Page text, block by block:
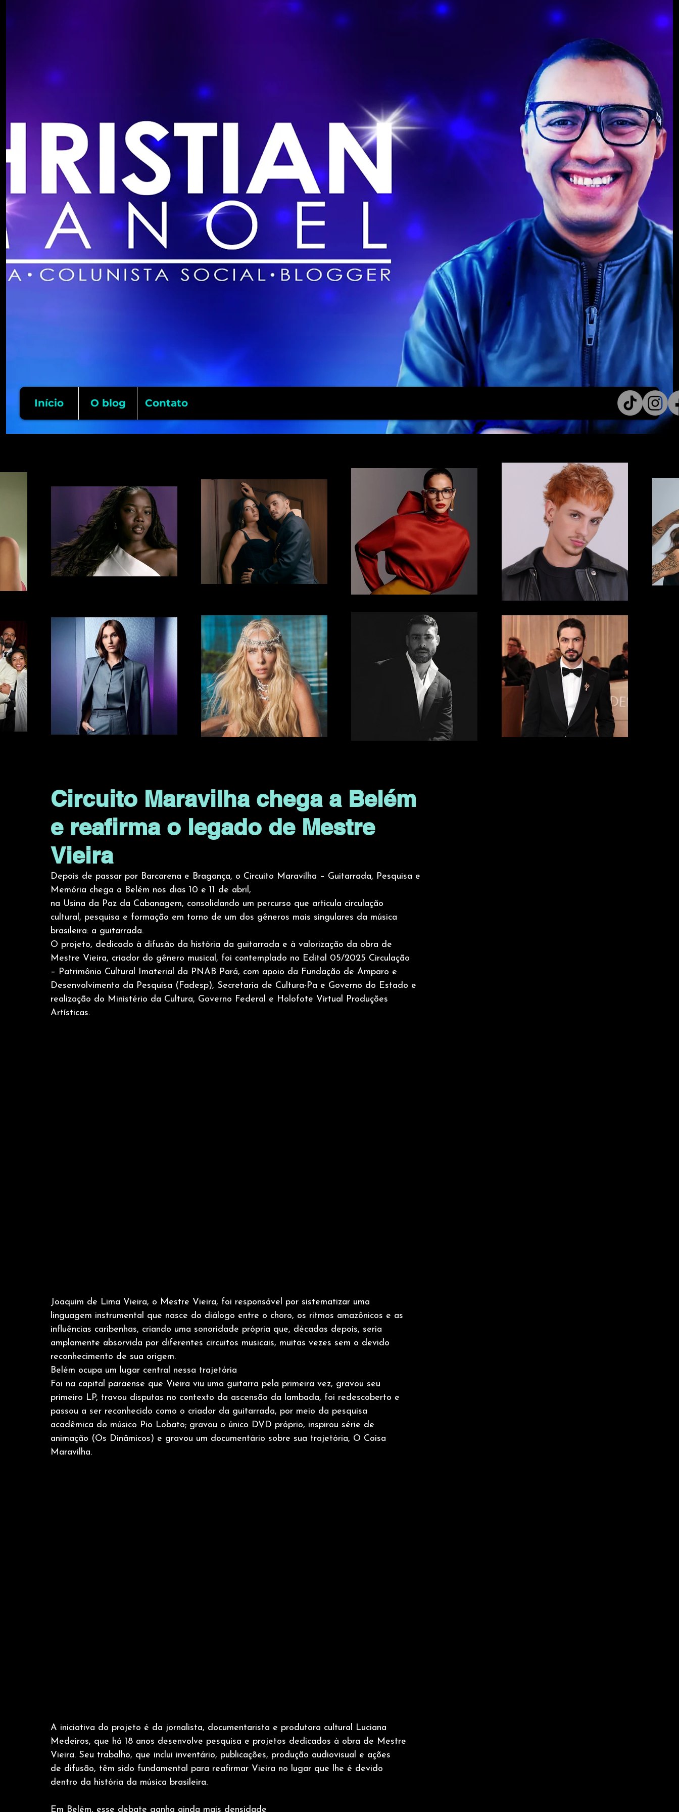
Início O blog Contato
Circuito Maravilha chega a Belém
e reafirma o legado de Mestre
Vieira
Depois de passar por Barcarena e Bragança, o Circuito Maravilha – Guitarrada, Pesquisa e
Memória chega a Belém nos dias 10 e 11 de abril,
na Usina da Paz da Cabanagem, consolidando um percurso que articula circulação
cultural, pesquisa e formação em torno de um dos gêneros mais singulares da música
brasileira: a guitarrada.
O projeto, dedicado à difusão da história da guitarrada e à valorização da obra de
Mestre Vieira, criador do gênero musical, foi contemplado no Edital 05/2025 Circulação
– Patrimônio Cultural Imaterial da PNAB Pará, com apoio da Fundação de Amparo e
Desenvolvimento da Pesquisa (Fadesp), Secretaria de Cultura-Pa e Governo do Estado e
realização do Ministério da Cultura, Governo Federal e Holofote Virtual Produções
Artísticas.
Joaquim de Lima Vieira, o Mestre Vieira, foi responsável por sistematizar uma
linguagem instrumental que nasce do diálogo entre o choro, os ritmos amazônicos e as
influências caribenhas, criando uma sonoridade própria que, décadas depois, seria
amplamente absorvida por diferentes circuitos musicais, muitas vezes sem o devido
reconhecimento de sua origem.
Belém ocupa um lugar central nessa trajetória
Foi na capital paraense que Vieira viu uma guitarra pela primeira vez, gravou seu
primeiro LP, travou disputas no contexto da ascensão da lambada, foi redescoberto e
passou a ser reconhecido como o criador da guitarrada, por meio da pesquisa
acadêmica do músico Pio Lobato; gravou o único DVD próprio, inspirou série de
animação (Os Dinâmicos) e gravou um documentário sobre sua trajetória, O Coisa
Maravilha.
A iniciativa do projeto é da jornalista, documentarista e produtora cultural Luciana
Medeiros, que há 18 anos desenvolve pesquisa e projetos dedicados à obra de Mestre
Vieira. Seu trabalho, que inclui inventário, publicações, produção audiovisual e ações
de difusão, têm sido fundamental para reafirmar Vieira no lugar que lhe é devido
dentro da história da música brasileira.
Em Belém, esse debate ganha ainda mais densidade